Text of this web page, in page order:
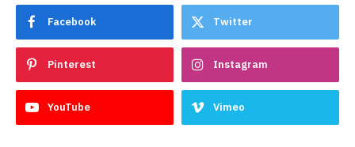
Facebook Twitter
Pinterest Instagram
YouTube Vimeo